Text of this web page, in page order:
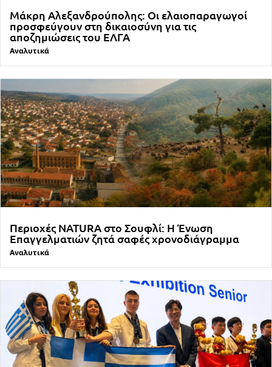
Μάκρη Αλεξανδρούπολης: Οι ελαιοπαραγωγοί
προσφεύγουν στη δικαιοσύνη για τις
αποζημιώσεις του ΕΛΓΑ
Αναλυτικά
Περιοχές NATURA στο Σουφλί: Η Ένωση
Επαγγελματιών ζητά σαφές χρονοδιάγραμμα
Αναλυτικά